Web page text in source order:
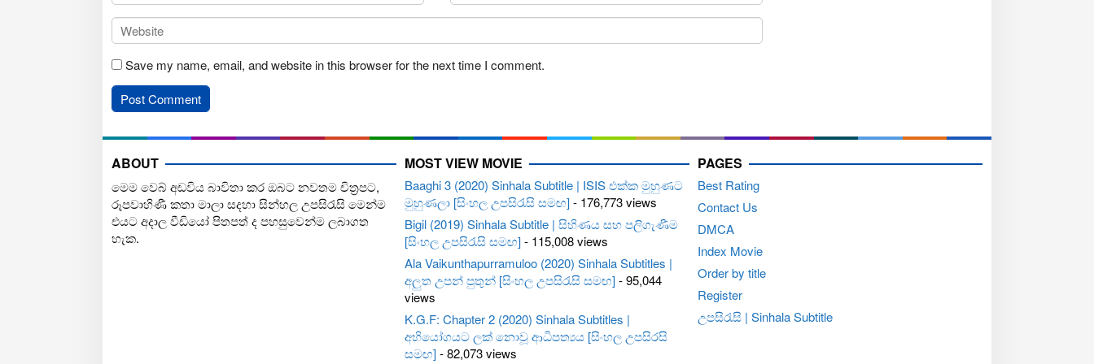
Save my name, email, and website in this browser for the next time I comment.
ABOUT
මෙම වෙබ් අඩවිය බාවිතා කර ඔබට නවතම චිත්‍රපට,
රූපවාහිණී කතා මාලා සදහා සින්හල උපසිරැසි මෙන්ම
එයට අදාල වීඩියෝ පිතපත් ද පහසුවෙන්ම ලබාගත
හැක.
MOST VIEW MOVIE
Baaghi 3 (2020) Sinhala Subtitle | ISIS එක්ක මුහුණට
මුහුණලා [සිංහල උපසිරැසි සමඟ]- 176,773 views
Bigil (2019) Sinhala Subtitle | සිහිණය සහ පලිගැණීම
[සිංහල උපසිරැසි සමඟ]- 115,008 views
Ala Vaikunthapurramuloo (2020) Sinhala Subtitles |
අලුත උපන් පුතුන් [සිංහල උපසිරැසි සමඟ]- 95,044
views
K.G.F: Chapter 2 (2020) Sinhala Subtitles |
අභියෝගයට ලක් නොවූ ආධිපත්‍යය [සිංහල උපසිරසි
සමඟ]- 82,073 views
PAGES
Best Rating
Contact Us
DMCA
Index Movie
Order by title
Register
උපසිරැසි | Sinhala Subtitle